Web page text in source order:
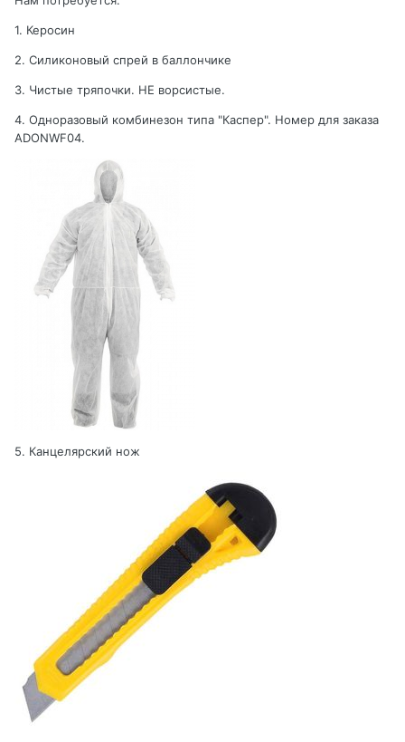
1. Керосин
2. Силиконовый спрей в баллончике
3. Чистые тряпочки. НЕ ворсистые.
4. Одноразовый комбинезон типа "Каспер". Номер для заказа
ADONWF04.
5. Канцелярский нож